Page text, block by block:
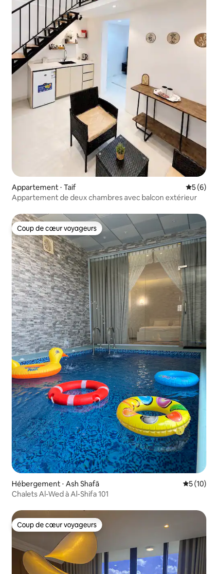
Appartement ⋅ Taif
5 (6)
Appartement de deux chambres avec balcon extérieur
Coup de cœur voyageurs
Coup de cœur voyageurs
Hébergement ⋅ Ash Shafā
5 (10)
Chalets Al-Wed à Al-Shifa 101
Coup de cœur voyageurs
Coup de cœur voyageurs